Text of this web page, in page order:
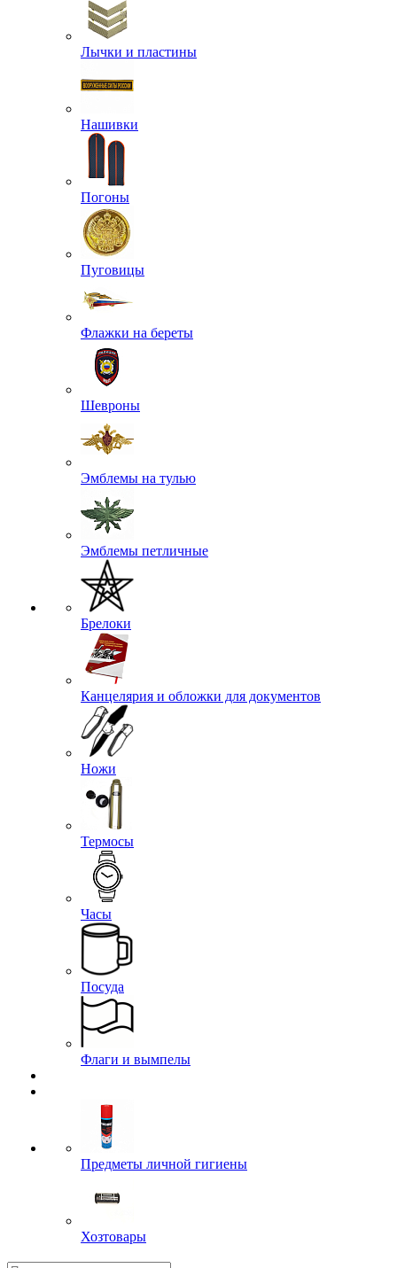
Лычки и пластины
Нашивки
Погоны
Пуговицы
Флажки на береты
Шевроны
Эмблемы на тулью
Эмблемы петличные
Брелоки
Канцелярия и обложки для документов
Ножи
Термосы
Часы
Посуда
Флаги и вымпелы
Предметы личной гигиены
Хозтовары